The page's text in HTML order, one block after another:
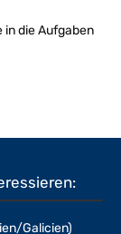
in die Aufgaben
Galicien)